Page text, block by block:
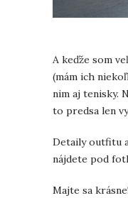
A keďže som
(mám ich
nim aj tenisky.
to predsa len
Detaily outfitu
nájdete pod
Majte sa